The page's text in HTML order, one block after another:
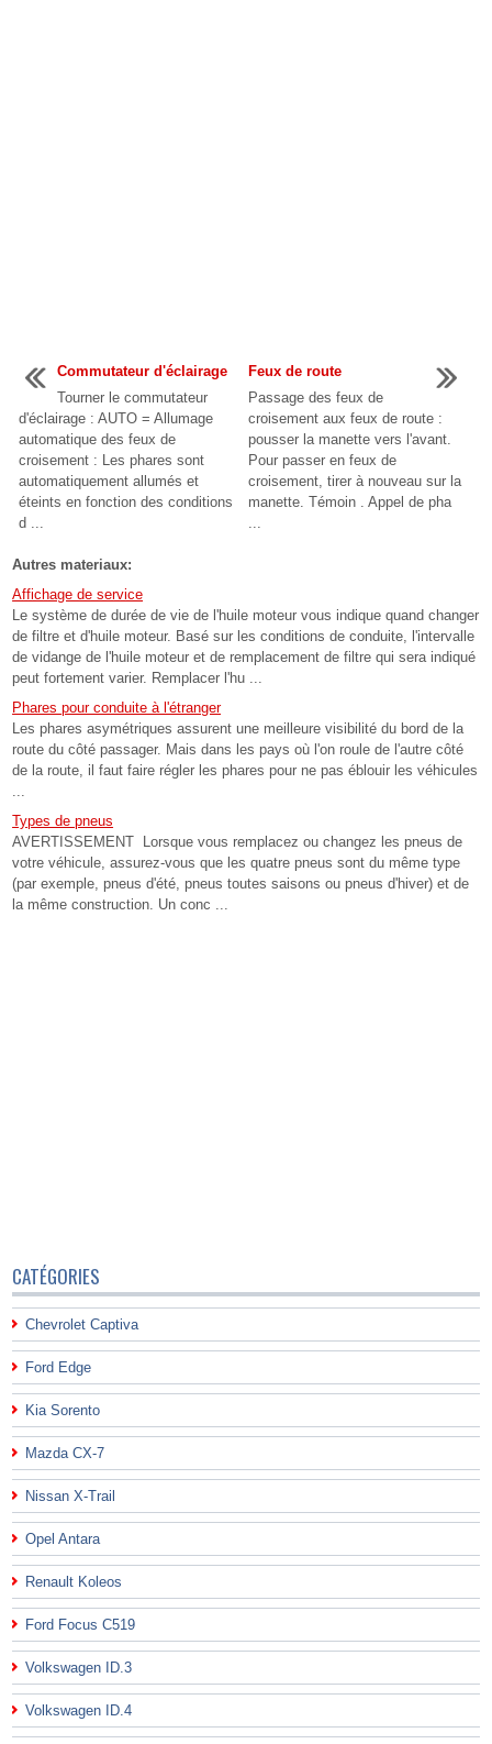
Commutateur d'éclairage
Tourner le commutateur
d'éclairage : AUTO = Allumage
automatique des feux de
croisement : Les phares sont
automatiquement allumés et
éteints en fonction des conditions
d ...
Feux de route
Passage des feux de
croisement aux feux de route :
pousser la manette vers l'avant.
Pour passer en feux de
croisement, tirer à nouveau sur la
manette. Témoin . Appel de pha
...
Autres materiaux:
Affichage de service
Le système de durée de vie de l'huile moteur vous indique quand changer
de filtre et d'huile moteur. Basé sur les conditions de conduite, l'intervalle
de vidange de l'huile moteur et de remplacement de filtre qui sera indiqué
peut fortement varier. Remplacer l'hu ...
Phares pour conduite à l'étranger
Les phares asymétriques assurent une meilleure visibilité du bord de la
route du côté passager. Mais dans les pays où l'on roule de l'autre côté
de la route, il faut faire régler les phares pour ne pas éblouir les véhicules
...
Types de pneus
AVERTISSEMENT Lorsque vous remplacez ou changez les pneus de
votre véhicule, assurez-vous que les quatre pneus sont du même type
(par exemple, pneus d'été, pneus toutes saisons ou pneus d'hiver) et de
la même construction. Un conc ...
CATÉGORIES
Chevrolet Captiva
Ford Edge
Kia Sorento
Mazda CX-7
Nissan X-Trail
Opel Antara
Renault Koleos
Ford Focus C519
Volkswagen ID.3
Volkswagen ID.4